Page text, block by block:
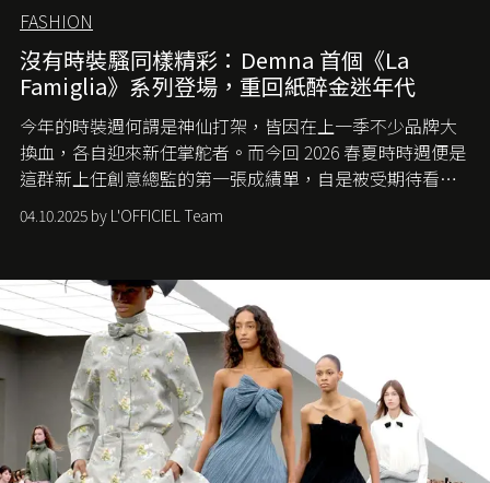
FASHION
沒有時裝騷同樣精彩：Demna 首個《La
Famiglia》系列登場，重回紙醉金迷年代
今年的時裝週何謂是神仙打架，皆因在上一季不少品牌大
換血，各自迎來新任掌舵者。而今回 2026 春夏時時週便是
這群新上任創意總監的第一張成績單，自是被受期待看他
們如何各顯神通。意大利老牌 Gucci 在過去幾個季度業績
難已救回，開雲集團任命成功曾翻轉 Balenciaga 的愛將
團市值一日蒸發 30 億美元，大眾擔心走得太前的 Demna
會忽略品牌的美學基礎，最後變成三不像。而從剛剛推出
的首作所造成的話題及關注度，我們便知道 Demna 沒這麼
簡單，一個嶄新的 Gucci 時代已經展開！
04.10.2025 by L'OFFICIEL Team